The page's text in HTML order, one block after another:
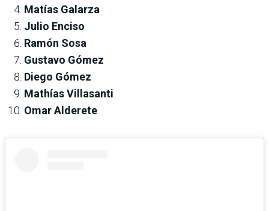
Matías Galarza
Julio Enciso
Ramón Sosa
Gustavo Gómez
Diego Gómez
Mathías Villasanti
Omar Alderete